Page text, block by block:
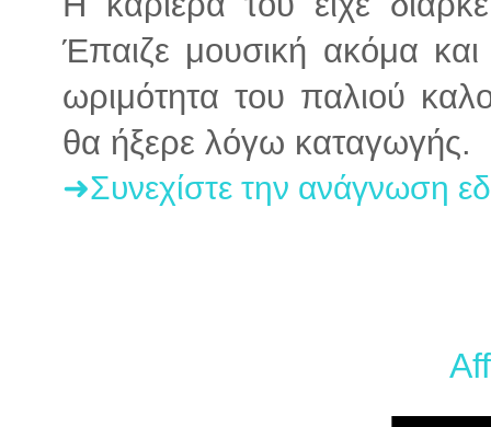
Έπαιζε μουσική ακόμα
ωριμότητα του παλιού
θα ήξερε λόγω καταγωγής.
➜Συνεχίστε την ανάγνωση